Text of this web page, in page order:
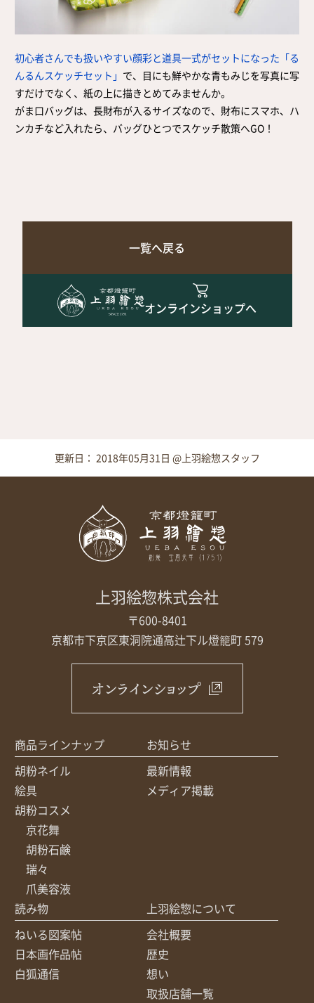
初心者さんでも扱いやすい顔彩と道具一式がセットになった「る
んるんスケッチセット」 で、目にも鮮やかな青もみじを写真に写
すだけでなく、紙の上に描きとめてみませんか。
がま口バッグは、長財布が入るサイズなので、財布にスマホ、ハ
ンカチなど入れたら、バッグひとつでスケッチ散策へGO！
一覧へ戻る
オンラインショップへ
更新日： 2018年05月31日 @上羽絵惣スタッフ
上羽絵惣株式会社
〒600-8401
京都市下京区東洞院通高辻下ル燈籠町 579
オンラインショップ
商品ラインナップ
胡粉ネイル
絵具
胡粉コスメ
京花舞
胡粉石鹸
瑞々
爪美容液
お知らせ
最新情報
メディア掲載
読み物
ねいる図案帖
日本画作品帖
白狐通信
上羽絵惣について
会社概要
歴史
想い
取扱店舗一覧